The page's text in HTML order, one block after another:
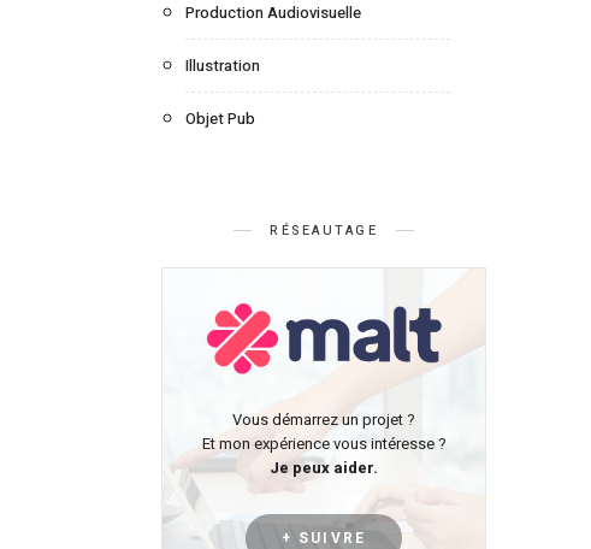
Production Audiovisuelle
Illustration
Objet Pub
RÉSEAUTAGE
Vous démarrez un projet ?
Et mon expérience vous intéresse ?
Je peux aider.
+ SUIVRE